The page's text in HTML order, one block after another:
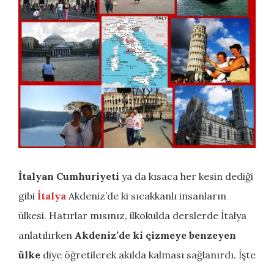
İtalyan Cumhuriyeti ya da kısaca her kesin dediği
gibi İtalya Akdeniz’de ki sıcakkanlı insanların
ülkesi. Hatırlar mısınız, ilkokulda derslerde İtalya
anlatılırken Akdeniz’de ki çizmeye benzeyen
ülke diye öğretilerek akılda kalması sağlanırdı. İşte